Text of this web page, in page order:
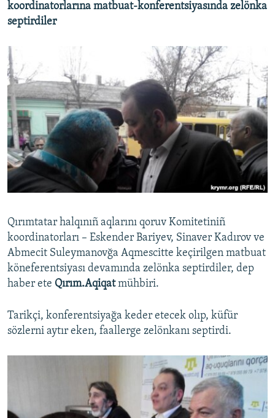
koordinatorlarına matbuat-konferentsiyasında zelönka
septirdiler
Qırımtatar halqınıñ aqlarını qoruv Komitetiniñ
koordinatorları – Eskender Bariyev, Sinaver Kadırov ve
Abmecit Suleymanovğa Aqmescitte keçirilgen matbuat
köneferentsiyası devamında zelönka septirdiler, dep
haber ete Qırım.Aqiqatmühbiri.
Tarikçi, konferentsiyağa keder etecek olıp, küfür
sözlerni aytır eken, faallerge zelönkanı septirdi.